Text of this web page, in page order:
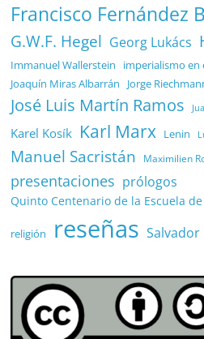
Francisco Fernández
G.W.F. Hegel Georg Lukács
Immanuel Wallerstein imperialismo en
Joaquín Miras Albarrán Jorge
José Luis Martín Ramos
Karel Kosík Karl Marx Lenin
Manuel Sacristán Maximilien
presentaciones prólogos
Quinto Centenario de la Escuela
religión reseñas Salvador